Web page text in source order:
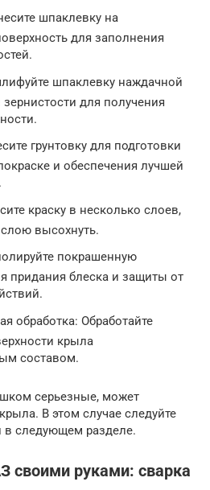
шпаклевку на
для заполнения
шпаклевку наждачной
для получения
грунтовку для подготовки
и обеспечения лучшей
краску в несколько слоев,
высохнуть.
покрашенную
придания блеска и защиты от
обработка: Обработайте
крыла
составом.
серьезные, может
В этом случае следуйте
в следующем разделе.
своими руками: сварка